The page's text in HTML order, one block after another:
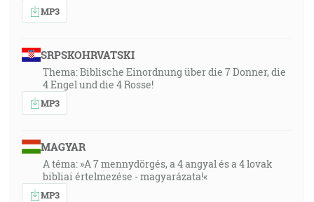
MP3
SRPSKOHRVATSKI
Thema: Biblische Einordnung über die 7 Donner, die
4 Engel und die 4 Rosse!
MP3
MAGYAR
A téma: »A 7 mennydörgés, a 4 angyal és a 4 lovak
bibliai értelmezése - magyarázata!«
MP3